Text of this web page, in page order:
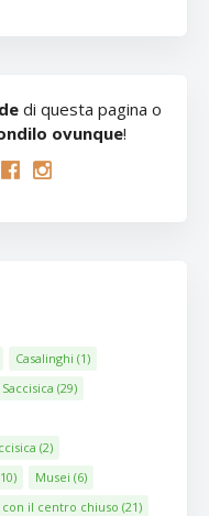
di questa pagina o
ovunque!
Casalinghi (1)
(29)
(2)
Musei (6)
con il centro chiuso (21)